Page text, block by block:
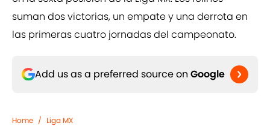
suman dos victorias, un empate y una derrota en
las primeras cuatro jornadas del campeonato.
Add us as a preferred source on Google
Home / Liga MX